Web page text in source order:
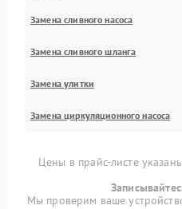
Замена сливного насоса
Замена сливного шланга
Замена улитки
Замена циркуляционного насоса
Цены в прайс-листе
Мы проверим ваше